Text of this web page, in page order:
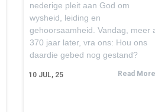
10 JUL, 25
nederige pleit aan God om
wysheid, leiding en
gehoorsaamheid. Vandag, meer
370 jaar later, vra ons: Hou ons
daardie gebed nog gestand?
Read More